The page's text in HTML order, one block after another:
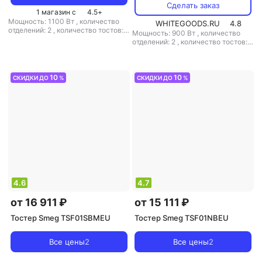
1 магазин с 4.5+
Мощность: 1100 Вт , количество
отделений: 2 , количество тостов: 2
Сделать заказ
WHITEGOODS.RU
4.8
Мощность: 900 Вт , количество
отделений: 2 , количество тостов: 2
СКИДКИ ДО10 %
4.6
от 16 911 ₽
Тостер Smeg TSF01SBMEU
Все цены2
СКИДКИ ДО10 %
4.7
от 15 111 ₽
Тостер Smeg TSF01NBEU
Все цены2